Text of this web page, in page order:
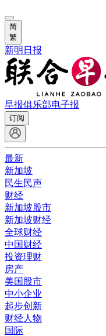
简
繁
新明日报
早报俱乐部电子报
订阅
最新
新加坡
民生民声
财经
新加坡股市
新加坡财经
全球财经
中国财经
投资理财
房产
美国股市
中小企业
起步创新
财经人物
国际